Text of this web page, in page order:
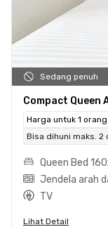
Sedang penuh
Compact Queen
Harga untuk 1 orang
Bisa dihuni maks. 2
Queen Bed
Jendela arah
TV
Lihat Detail